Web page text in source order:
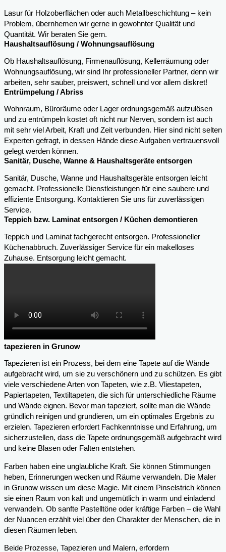
Lasur für Holzoberflächen oder auch Metallbeschichtung – kein
Problem, übernhemen wir gerne in gewohnter Qualität und
Quantität. Wir beraten Sie gern.
Haushaltsauflösung / Wohnungsauflösung
Ob Haushaltsauflösung, Firmenauflösung, Kellerräumung oder
Wohnungsauflösung, wir sind Ihr professioneller Partner, denn wir
arbeiten, sehr sauber, preiswert, schnell und vor allem diskret!
Entrümpelung / Abriss
Wohnraum, Büroräume oder Lager ordnungsgemäß aufzulösen
und zu entrümpeln kostet oft nicht nur Nerven, sondern ist auch
mit sehr viel Arbeit, Kraft und Zeit verbunden. Hier sind nicht selten
Experten gefragt, in dessen Hände diese Aufgaben vertrauensvoll
gelegt werden können.
Sanitär, Dusche, Wanne & Haushaltsgeräte entsorgen
Sanitär, Dusche, Wanne und Haushaltsgeräte entsorgen leicht
gemacht. Professionelle Dienstleistungen für eine saubere und
effiziente Entsorgung. Kontaktieren Sie uns für zuverlässigen
Service.
Teppich bzw. Laminat entsorgen / Küchen demontieren
Teppich und Laminat fachgerecht entsorgen. Professioneller
Küchenabbruch. Zuverlässiger Service für ein makelloses
Zuhause. Entsorgung leicht gemacht.
tapezieren in Grunow
Tapezieren ist ein Prozess, bei dem eine Tapete auf die Wände
aufgebracht wird, um sie zu verschönern und zu schützen. Es gibt
viele verschiedene Arten von Tapeten, wie z.B. Vliestapeten,
Papiertapeten, Textiltapeten, die sich für unterschiedliche Räume
und Wände eignen. Bevor man tapeziert, sollte man die Wände
gründlich reinigen und grundieren, um ein optimales Ergebnis zu
erzielen. Tapezieren erfordert Fachkenntnisse und Erfahrung, um
sicherzustellen, dass die Tapete ordnungsgemäß aufgebracht wird
und keine Blasen oder Falten entstehen.
Farben haben eine unglaubliche Kraft. Sie können Stimmungen
heben, Erinnerungen wecken und Räume verwandeln. Die Maler
in Grunow wissen um diese Magie. Mit einem Pinselstrich können
sie einen Raum von kalt und ungemütlich in warm und einladend
verwandeln. Ob sanfte Pastelltöne oder kräftige Farben – die Wahl
der Nuancen erzählt viel über den Charakter der Menschen, die in
diesen Räumen leben.
Beide Prozesse, Tapezieren und Malern, erfordern